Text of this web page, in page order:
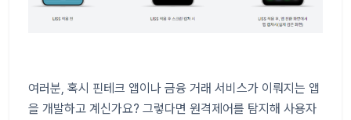
여러분, 혹시 핀테크 앱이나 금융 거래 서비스가 이뤄지는 앱
을 개발하고 계신가요? 그렇다면 원격제어를 탐지해 사용자